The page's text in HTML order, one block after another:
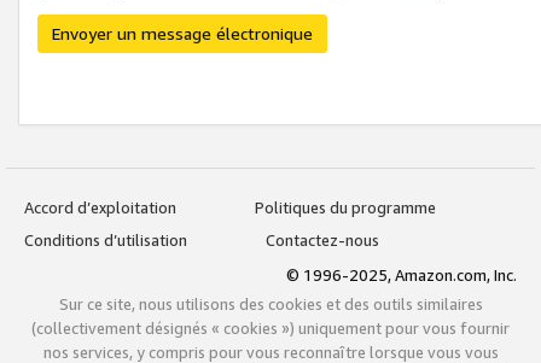
Envoyer un message électronique
Accord d’exploitation
Politiques du programme
Conditions d’utilisation
Contactez-nous
© 1996-2025, Amazon.com, Inc.
Sur ce site, nous utilisons des cookies et des outils similaires
(collectivement désignés « cookies ») uniquement pour vous fournir
nos services, y compris pour vous reconnaître lorsque vous vous